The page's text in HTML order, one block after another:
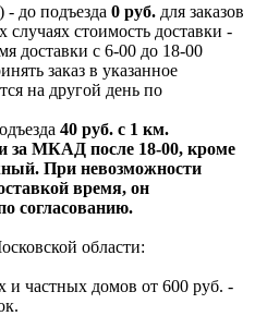
до подъезда 0 руб. для заказов
стоимость доставки -
доставки с 6-00 до 18-00
заказ в указанное
на другой день по
40 руб. с 1 км.
за МКАД после 18-00, кроме
При невозможности
время, он
согласованию.
области:
домов от 600 руб. -